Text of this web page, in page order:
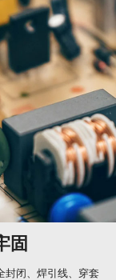
固
封闭、焊引线、穿套